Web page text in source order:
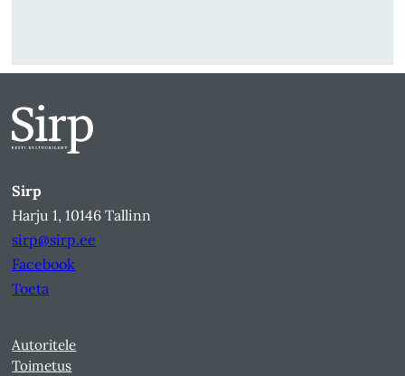
Sirp
Harju 1, 10146 Tallinn
sirp@sirp.ee
Facebook
Toeta
Autoritele
Toimetus